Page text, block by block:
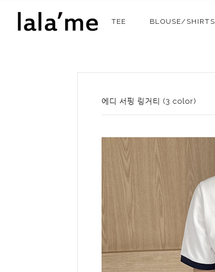
TEE BLOUSE/SHIRTS
에디 서핑 링거티 (3 color)